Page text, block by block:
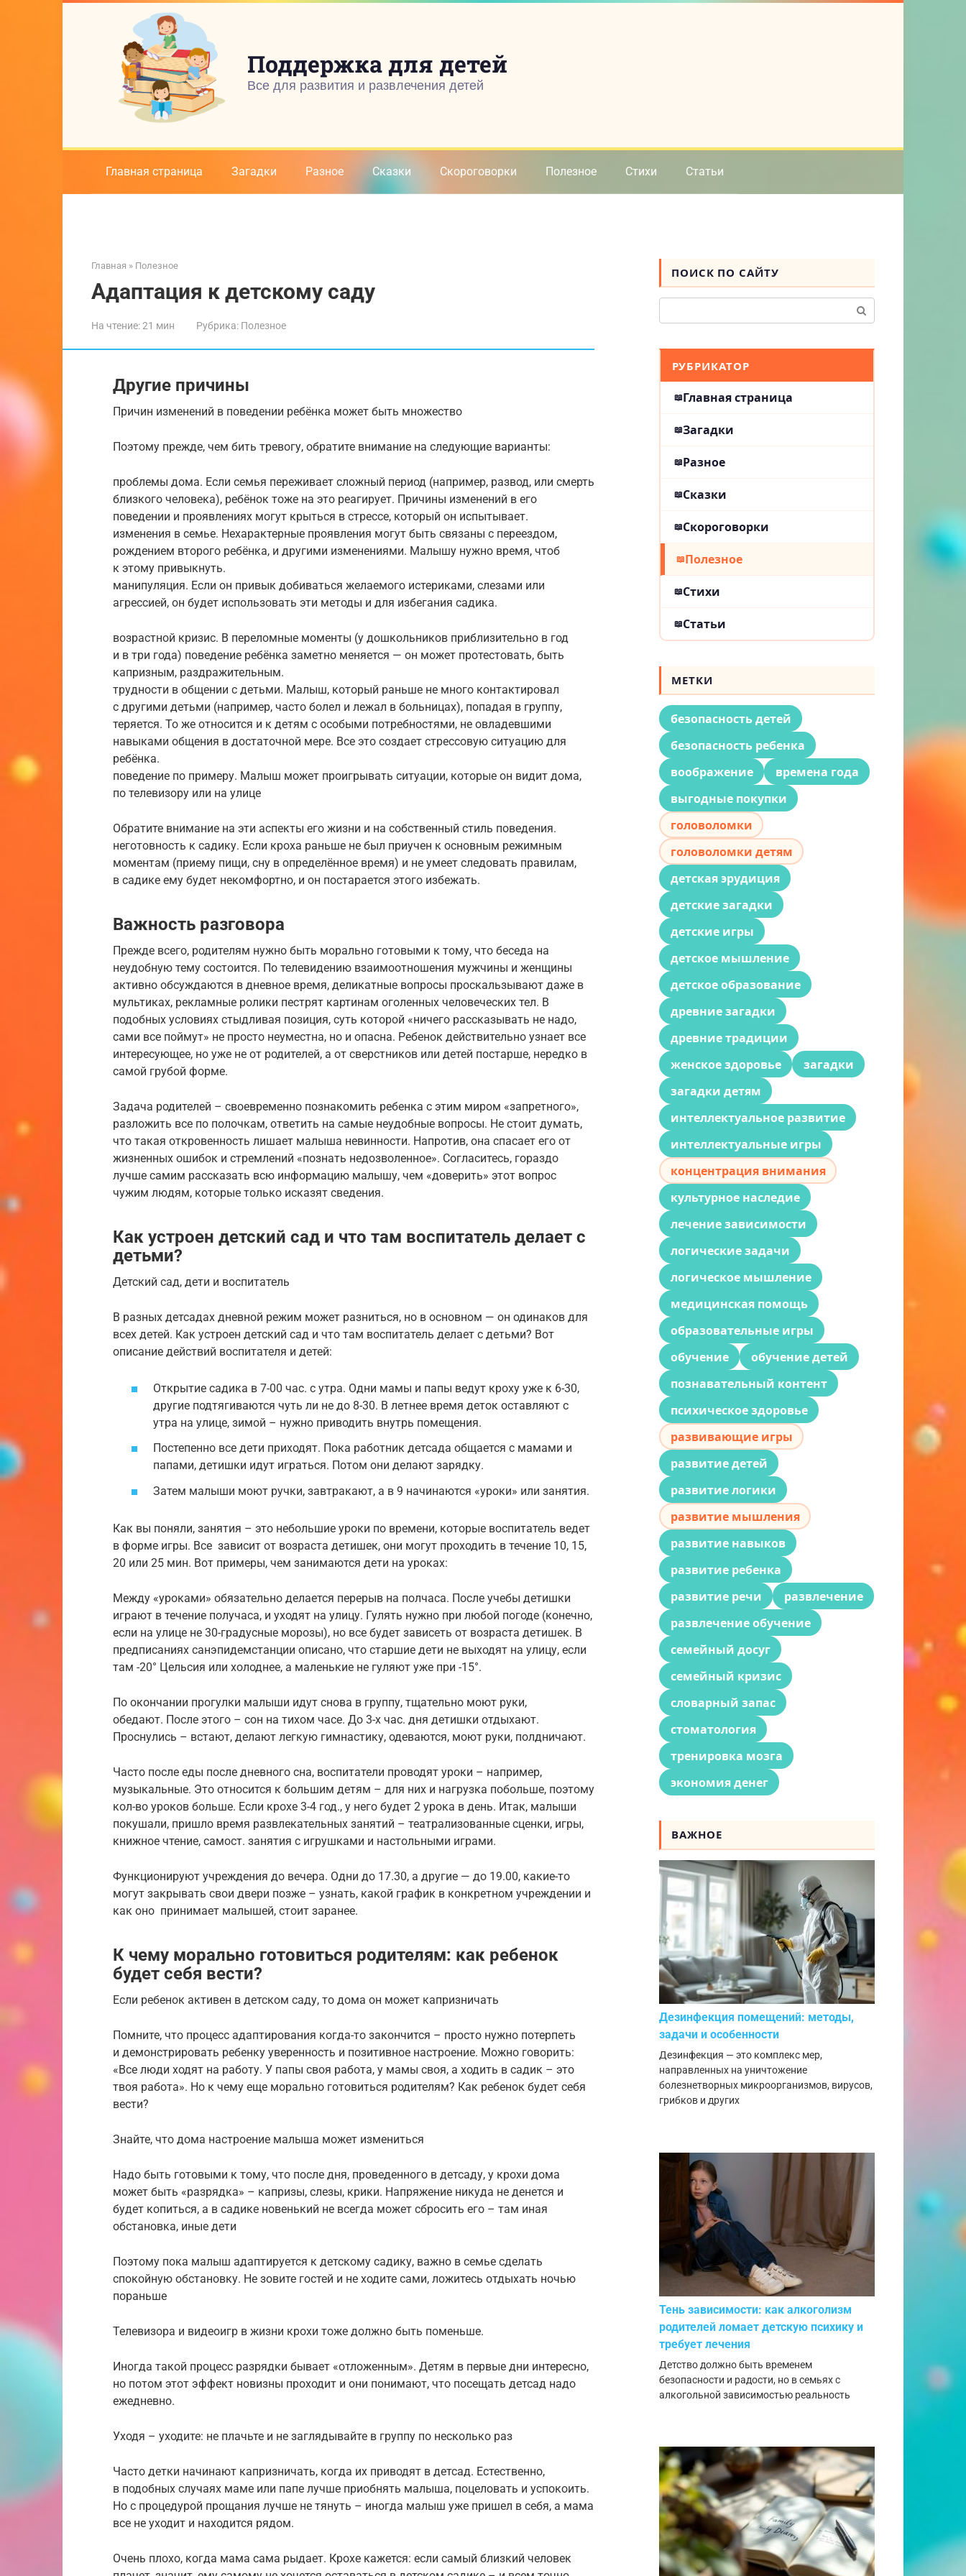
Поддержка для детей
Все для развития и развлечения детей
Главная страница Загадки Разное Сказки Скороговорки Полезное Стихи Статьи
Главная » Полезное
Адаптация к детскому саду
На чтение:21 мин Рубрика: Полезное
Другие причины
Причин изменений в поведении ребёнка может быть множество
Поэтому прежде, чем бить тревогу, обратите внимание на следующие варианты:
проблемы дома. Если семья переживает сложный период (например, развод, или смерть
близкого человека), ребёнок тоже на это реагирует. Причины изменений в его
поведении и проявлениях могут крыться в стрессе, который он испытывает.
изменения в семье. Нехарактерные проявления могут быть связаны с переездом,
рождением второго ребёнка, и другими изменениями. Малышу нужно время, чтоб
к этому привыкнуть.
манипуляция. Если он привык добиваться желаемого истериками, слезами или
агрессией, он будет использовать эти методы и для избегания садика.
возрастной кризис. В переломные моменты (у дошкольников приблизительно в год
и в три года) поведение ребёнка заметно меняется — он может протестовать, быть
капризным, раздражительным.
трудности в общении с детьми. Малыш, который раньше не много контактировал
с другими детьми (например, часто болел и лежал в больницах), попадая в группу,
теряется. То же относится и к детям с особыми потребностями, не овладевшими
навыками общения в достаточной мере. Все это создает стрессовую ситуацию для
ребёнка.
поведение по примеру. Малыш может проигрывать ситуации, которые он видит дома,
по телевизору или на улице
Обратите внимание на эти аспекты его жизни и на собственный стиль поведения.
неготовность к садику. Если кроха раньше не был приучен к основным режимным
моментам (приему пищи, сну в определённое время) и не умеет следовать правилам,
в садике ему будет некомфортно, и он постарается этого избежать.
Важность разговора
Прежде всего, родителям нужно быть морально готовыми к тому, что беседа на
неудобную тему состоится. По телевидению взаимоотношения мужчины и женщины
активно обсуждаются в дневное время, деликатные вопросы проскальзывают даже в
мультиках, рекламные ролики пестрят картинам оголенных человеческих тел. В
подобных условиях стыдливая позиция, суть которой «ничего рассказывать не надо,
сами все поймут» не просто неуместна, но и опасна. Ребенок действительно узнает все
интересующее, но уже не от родителей, а от сверстников или детей постарше, нередко в
самой грубой форме.
Задача родителей – своевременно познакомить ребенка с этим миром «запретного»,
разложить все по полочкам, ответить на самые неудобные вопросы. Не стоит думать,
что такая откровенность лишает малыша невинности. Напротив, она спасает его от
жизненных ошибок и стремлений «познать недозволенное». Согласитесь, гораздо
лучше самим рассказать всю информацию малышу, чем «доверить» этот вопрос
чужим людям, которые только исказят сведения.
Как устроен детский сад и что там воспитатель делает с
детьми?
Детский сад, дети и воспитатель
В разных детсадах дневной режим может разниться, но в основном — он одинаков для
всех детей. Как устроен детский сад и что там воспитатель делает с детьми? Вот
описание действий воспитателя и детей:
Открытие садика в 7-00 час. с утра. Одни мамы и папы ведут кроху уже к 6-30,
другие подтягиваются чуть ли не до 8-30. В летнее время деток оставляют с
утра на улице, зимой – нужно приводить внутрь помещения.
Постепенно все дети приходят. Пока работник детсада общается с мамами и
папами, детишки идут играться. Потом они делают зарядку.
Затем малыши моют ручки, завтракают, а в 9 начинаются «уроки» или занятия.
Как вы поняли, занятия – это небольшие уроки по времени, которые воспитатель ведет
в форме игры. Все зависит от возраста детишек, они могут проходить в течение 10, 15,
20 или 25 мин. Вот примеры, чем занимаются дети на уроках:
Между «уроками» обязательно делается перерыв на полчаса. После учебы детишки
играют в течение получаса, и уходят на улицу. Гулять нужно при любой погоде (конечно,
если на улице не 30-градусные морозы), но все будет зависеть от возраста детишек. В
предписаниях санэпидемстанции описано, что старшие дети не выходят на улицу, если
там -20° Цельсия или холоднее, а маленькие не гуляют уже при -15°.
По окончании прогулки малыши идут снова в группу, тщательно моют руки,
обедают. После этого – сон на тихом часе. До 3-х час. дня детишки отдыхают.
Проснулись – встают, делают легкую гимнастику, одеваются, моют руки, полдничают.
Часто после еды после дневного сна, воспитатели проводят уроки – например,
музыкальные. Это относится к большим детям – для них и нагрузка побольше, поэтому
кол-во уроков больше. Если крохе 3-4 год., у него будет 2 урока в день. Итак, малыши
покушали, пришло время развлекательных занятий – театрализованные сценки, игры,
книжное чтение, самост. занятия с игрушками и настольными играми.
Функционируют учреждения до вечера. Одни до 17.30, а другие — до 19.00, какие-то
могут закрывать свои двери позже – узнать, какой график в конкретном учреждении и
как оно принимает малышей, стоит заранее.
К чему морально готовиться родителям: как ребенок
будет себя вести?
Если ребенок активен в детском саду, то дома он может капризничать
Помните, что процесс адаптирования когда-то закончится – просто нужно потерпеть
и демонстрировать ребенку уверенность и позитивное настроение. Можно говорить:
«Все люди ходят на работу. У папы своя работа, у мамы своя, а ходить в садик – это
твоя работа». Но к чему еще морально готовиться родителям? Как ребенок будет себя
вести?
Знайте, что дома настроение малыша может измениться
Надо быть готовыми к тому, что после дня, проведенного в детсаду, у крохи дома
может быть «разрядка» – капризы, слезы, крики. Напряжение никуда не денется и
будет копиться, а в садике новенький не всегда может сбросить его – там иная
обстановка, иные дети
Поэтому пока малыш адаптируется к детскому садику, важно в семье сделать
спокойную обстановку. Не зовите гостей и не ходите сами, ложитесь отдыхать ночью
пораньше
Телевизора и видеоигр в жизни крохи тоже должно быть поменьше.
Иногда такой процесс разрядки бывает «отложенным». Детям в первые дни интересно,
но потом этот эффект новизны проходит и они понимают, что посещать детсад надо
ежедневно.
Уходя – уходите: не плачьте и не заглядывайте в группу по несколько раз
Часто детки начинают капризничать, когда их приводят в детсад. Естественно,
в подобных случаях маме или папе лучше приобнять малыша, поцеловать и успокоить.
Но с процедурой прощания лучше не тянуть – иногда малыш уже пришел в себя, а мама
все не уходит и находится рядом.
Очень плохо, когда мама сама рыдает. Крохе кажется: если самый близкий человек
ПОИСК ПО САЙТУ
РУБРИКАТОР
Главная страница
Загадки
Разное
Сказки
Скороговорки
Полезное
Стихи
Статьи
МЕТКИ
безопасность детей
безопасность ребенка
воображение
времена года
выгодные покупки
головоломки
головоломки детям
детская эрудиция
детские загадки
детские игры
детское мышление
детское образование
древние загадки
древние традиции
женское здоровье
загадки
загадки детям
интеллектуальное развитие
интеллектуальные игры
концентрация внимания
культурное наследие
лечение зависимости
логические задачи
логическое мышление
медицинская помощь
образовательные игры
обучение
обучение детей
познавательный контент
психическое здоровье
развивающие игры
развитие детей
развитие логики
развитие мышления
развитие навыков
развитие ребенка
развитие речи
развлечение
развлечение обучение
семейный досуг
семейный кризис
словарный запас
стоматология
тренировка мозга
экономия денег
ВАЖНОЕ
Дезинфекция помещений: методы,
задачи и особенности
Дезинфекция — это комплекс мер,
направленных на уничтожение
болезнетворных микроорганизмов, вирусов,
грибков и других
Тень зависимости: как алкоголизм
родителей ломает детскую психику и
требует лечения
Детство должно быть временем
безопасности и радости, но в семьях с
алкогольной зависимостью реальность